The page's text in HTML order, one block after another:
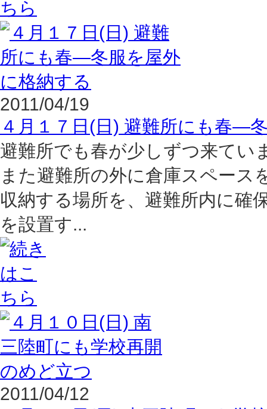
2011/04/19
４月１７日(日) 避難所にも春―
避難所でも春が少しずつ来て
また避難所の外に倉庫スペース
収納する場所を、避難所内に確
を設置す...
2011/04/12